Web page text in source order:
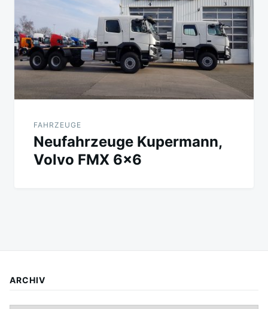
FAHRZEUGE
Neufahrzeuge Kupermann,
Volvo FMX 6×6
ARCHIV